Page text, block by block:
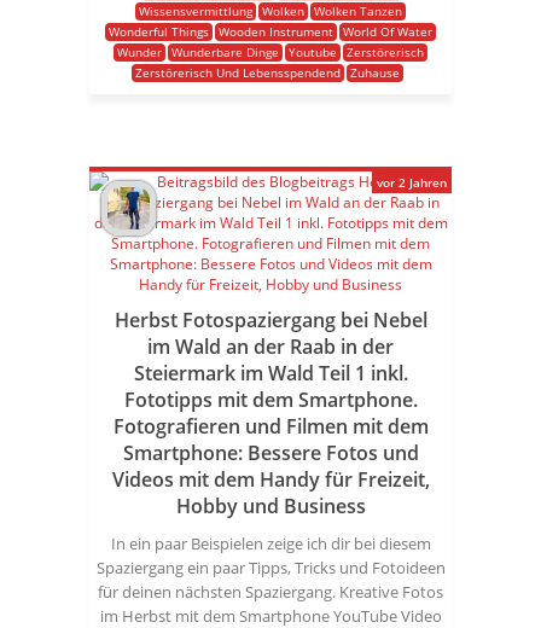
Wissensvermittlung Wolken Wolken Tanzen
Wonderful Things Wooden Instrument World Of Water
Wunder Wunderbare Dinge Youtube
Zerstörerisch
Zerstörerisch Und Lebensspendend Zuhause
Herbst Fotospaziergang bei Nebel
im Wald an der Raab in der
Steiermark im Wald Teil 1 inkl.
Fototipps mit dem Smartphone.
Fotografieren und Filmen mit dem
Smartphone: Bessere Fotos und
Videos mit dem Handy für Freizeit,
Hobby und Business
In ein paar Beispielen zeige ich dir bei diesem
Spaziergang ein paar Tipps, Tricks und Fotoideen
für deinen nächsten Spaziergang. Kreative Fotos
im Herbst mit dem Smartphone YouTube Video
vor 2 Jahren